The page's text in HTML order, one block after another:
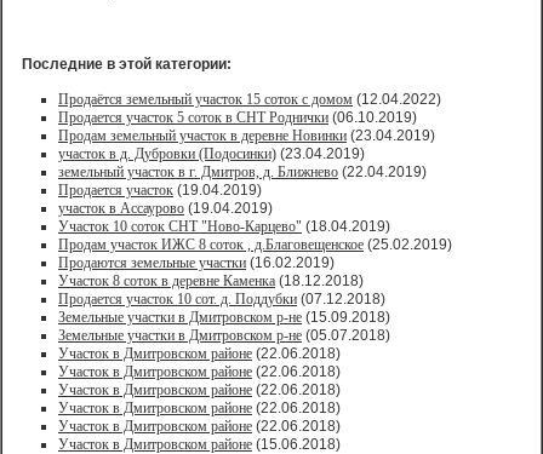
Последние в этой категории:
Продаётся земельный участок 15 соток с домом (12.04.2022)
Продается участок 5 соток в СНТ Роднички (06.10.2019)
Продам земельный участок в деревне Новинки (23.04.2019)
участок в д. Дубровки (Подосинки) (23.04.2019)
земельный участок в г. Дмитров, д. Ближнево (22.04.2019)
Продается участок (19.04.2019)
участок в Ассаурово (19.04.2019)
Участок 10 соток СНТ "Ново-Карцево" (18.04.2019)
Продам участок ИЖС 8 соток , д.Благовещенское (25.02.2019)
Продаются земельные участки (16.02.2019)
Участок 8 соток в деревне Каменка (18.12.2018)
Продается участок 10 сот. д. Поддубки (07.12.2018)
Земельные участки в Дмитровском р-не (15.09.2018)
Земельные участки в Дмитровском р-не (05.07.2018)
Участок в Дмитровском районе (22.06.2018)
Участок в Дмитровском районе (22.06.2018)
Участок в Дмитровском районе (22.06.2018)
Участок в Дмитровском районе (22.06.2018)
Участок в Дмитровском районе (22.06.2018)
Участок в Дмитровском районе (15.06.2018)